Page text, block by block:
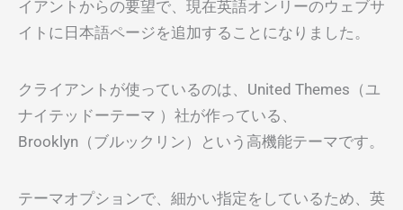
イアントからの要望で、現在英語オンリーのウェブサ
イトに日本語ページを追加することになりました。
クライアントが使っているのは、United Themes（ユ
ナイテッドーテーマ ）社が作っている、
Brooklyn（ブルックリン）という高機能テーマです。
テーマオプションで、細かい指定をしているため、英